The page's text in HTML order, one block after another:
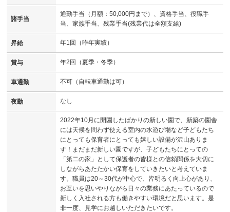
諸手当
通勤手当（月額：50,000円まで）、資格手当、役職手
当、家族手当、残業手当(残業代は全額支給)
昇給 年1回（昨年実績）
賞与 年2回（夏季・冬季）
車通勤 不可（自転車通勤は可）
夜勤 なし
2022年10月に開園したばかりの新しい園で、新築の園舎
には天候を問わず使える室内の水遊び場など子どもたち
にとっても保育者にとっても嬉しい設備が沢山ありま
す！まだまだ新しい園ですが、子どもたちにとっての
「第二の家」として保護者の皆様との信頼関係を大切に
しながらあたたかい保育をしていきたいと考えていま
す。職員は20～30代が中心で、皆明るく向上心があり、
お互いを思いやりながら日々の業務にあたっているので
新しく入社される方も働きやすい環境だと思います。是
非一度、見学にお越しいただきたいです。